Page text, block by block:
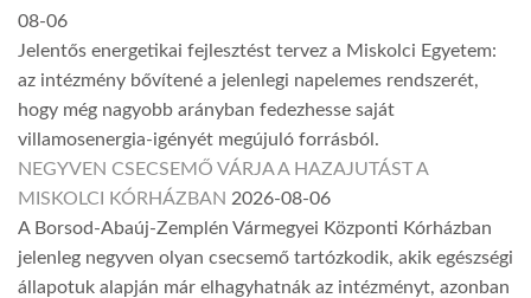
08-06
Jelentős energetikai fejlesztést tervez a Miskolci Egyetem:
az intézmény bővítené a jelenlegi napelemes rendszerét,
hogy még nagyobb arányban fedezhesse saját
villamosenergia-igényét megújuló forrásból.
NEGYVEN CSECSEMŐ VÁRJA A HAZAJUTÁST A
MISKOLCI KÓRHÁZBAN 2026-08-06
A Borsod-Abaúj-Zemplén Vármegyei Központi Kórházban
jelenleg negyven olyan csecsemő tartózkodik, akik egészségi
állapotuk alapján már elhagyhatnák az intézményt, azonban